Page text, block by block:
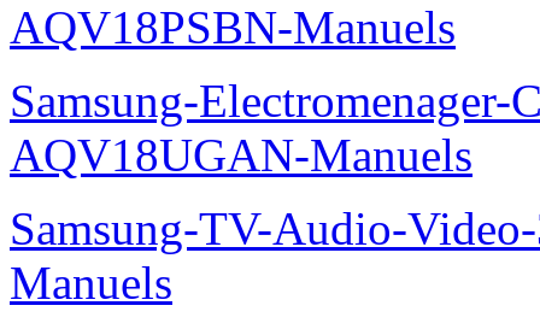
AQV18PSBN-Manuels
Samsung-Electromenager-
AQV18UGAN-Manuels
Samsung-TV-Audio-
Manuels